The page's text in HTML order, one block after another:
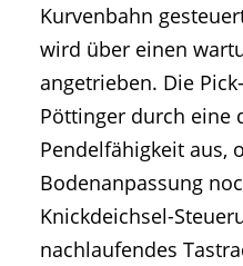
Kurvenbahn
wird über einen
angetrieben. Die
Pöttinger durch eine
Pendelfähigkeit aus,
Bodenanpassung
Knickdeichsel-
nachlaufendes